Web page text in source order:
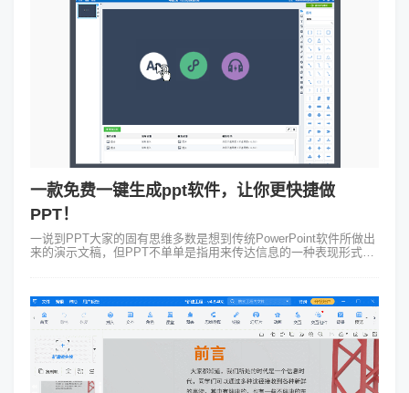
一款免费一键生成ppt软件，让你更快捷做
PPT！
一说到PPT大家的固有思维多数是想到传统PowerPoint软件所做出
来的演示文稿，但PPT不单单是指用来传达信息的一种表现形式，